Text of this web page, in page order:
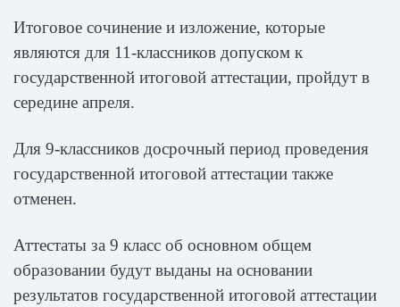
Итоговое сочинение и изложение, которые
являются для 11-классников допуском к
государственной итоговой аттестации, пройдут в
середине апреля.
Для 9-классников досрочный период проведения
государственной итоговой аттестации также
отменен.
Аттестаты за 9 класс об основном общем
образовании будут выданы на основании
результатов государственной итоговой аттестации